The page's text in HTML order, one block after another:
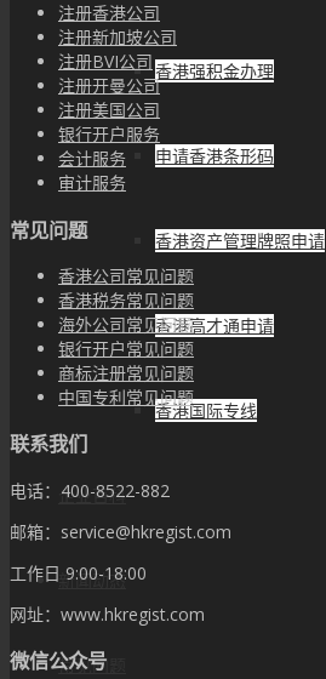
香港强积金办理
申请香港条形码
香港资产管理牌照申请
香港高才通申请
香港国际专线
企业百科
新闻动态
常见问题
注册香港公司
注册新加坡公司
注册BVI公司
注册开曼公司
注册美国公司
银行开户服务
会计服务
审计服务
常见问题
香港公司常见问题
香港税务常见问题
海外公司常见问题
银行开户常见问题
商标注册常见问题
中国专利常见问题
联系我们
电话：400-8522-882
邮箱：service@hkregist.com
工作日 9:00-18:00
网址：www.hkregist.com
微信公众号